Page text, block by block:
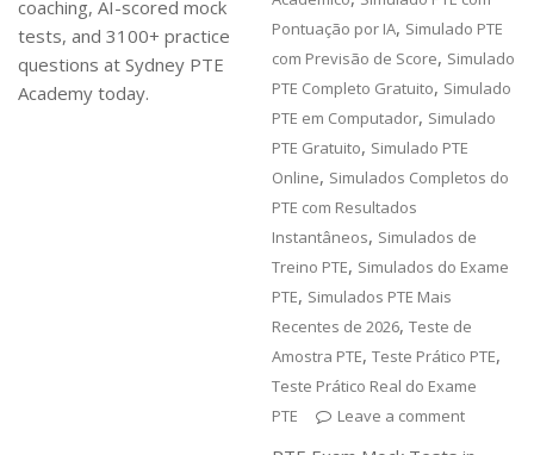
coaching, AI-scored mock
tests, and 3100+ practice
questions at Sydney PTE
Academy today.
Pontuação por IA, Simulado PTE
com Previsão de Score, Simulado
PTE Completo Gratuito, Simulado
PTE em Computador, Simulado
PTE Gratuito, Simulado PTE
Online, Simulados Completos do
PTE com Resultados
Instantâneos, Simulados de
Treino PTE, Simulados do Exame
PTE, Simulados PTE Mais
Recentes de 2026,Teste de
Amostra PTE,Teste Prático PTE,
Teste Prático Real do Exame
PTE
Leave a comment